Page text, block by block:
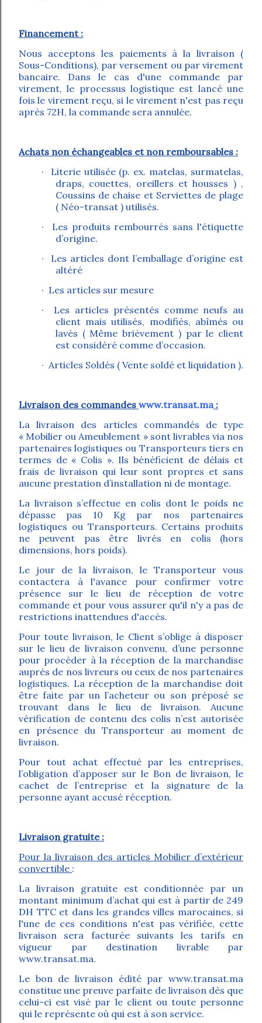
Financement :
Nous acceptons les paiements à la livraison (
Sous-Conditions), par versement ou par virement
bancaire. Dans le cas d'une commande par
virement, le processus logistique est lancé une
fois le virement reçu, si le virement n'est pas reçu
après 72H, la commande sera annulée.
Achats non échangeables et non remboursables :
· Literie utilisée (p. ex. matelas, surmatelas,
draps, couettes, oreillers et housses ) ,
Coussins de chaise et Serviettes de plage
( Néo-transat ) utilisés.
· Les produits rembourrés sans l'étiquette
d’origine.
· Les articles dont l’emballage d’origine est
altéré
· Les articles sur mesure
· Les articles présentés comme neufs au
client mais utilisés, modifiés, abîmés ou
lavés ( Même brièvement ) par le client
est considéré comme d’occasion.
· Articles Soldés ( Vente soldé et liquidation ).
Livraison des commandes www.transat.ma :
La livraison des articles commandés de type
« Mobilier ou Ameublement » sont livrables via nos
partenaires logistiques ou Transporteurs tiers en
termes de « Colis ». Ils bénéficient de délais et
frais de livraison qui leur sont propres et sans
aucune prestation d’installation ni de montage.
La livraison s’effectue en colis dont le poids ne
dépasse pas 10 Kg par nos partenaires
logistiques ou Transporteurs. Certains produits
ne peuvent pas être livrés en colis (hors
dimensions, hors poids).
Le jour de la livraison, le Transporteur vous
contactera à l'avance pour confirmer votre
présence sur le lieu de réception de votre
commande et pour vous assurer qu'il n'y a pas de
restrictions inattendues d'accès.
Pour toute livraison, le Client s’oblige à disposer
sur le lieu de livraison convenu, d’une personne
pour procéder à la réception de la marchandise
auprès de nos livreurs ou ceux de nos partenaires
logistiques. La réception de la marchandise doit
être faite par un l’acheteur ou son préposé se
trouvant dans le lieu de livraison. Aucune
vérification de contenu des colis n’est autorisée
en présence du Transporteur au moment de
livraison.
Pour tout achat effectué par les entreprises,
l’obligation d’apposer sur le Bon de livraison, le
cachet de l’entreprise et la signature de la
personne ayant accusé réception.
Livraison gratuite :
Pour la livraison des articles Mobilier d’extérieur
convertible :
La livraison gratuite est conditionnée par un
montant minimum d’achat qui est à partir de 249
DH TTC et dans les grandes villes marocaines, si
l'une de ces conditions n'est pas vérifiée, cette
livraison sera facturée suivants les tarifs en
vigueur par destination livrable par
www.transat.ma.
Le bon de livraison édité par www.transat.ma
constitue une preuve parfaite de livraison dès que
celui-ci est visé par le client ou toute personne
qui le représente où qui est à son service.